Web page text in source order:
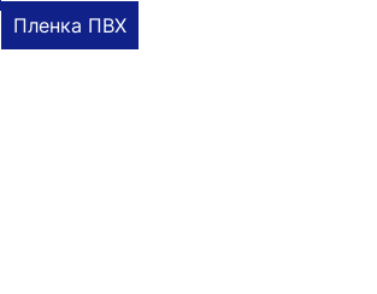
Пленка ПВХ